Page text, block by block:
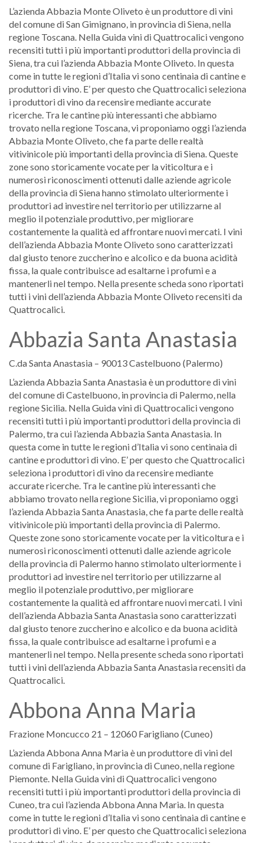
L’azienda Abbazia Monte Oliveto è un produttore di vini
del comune di San Gimignano, in provincia di Siena, nella
regione Toscana. Nella Guida vini di Quattrocalici vengono
recensiti tutti i più importanti produttori della provincia di
Siena, tra cui l’azienda Abbazia Monte Oliveto. In questa
come in tutte le regioni d’Italia vi sono centinaia di cantine e
produttori di vino. E’ per questo che Quattrocalici seleziona
i produttori di vino da recensire mediante accurate
ricerche. Tra le cantine più interessanti che abbiamo
trovato nella regione Toscana, vi proponiamo oggi l’azienda
Abbazia Monte Oliveto, che fa parte delle realtà
vitivinicole più importanti della provincia di Siena. Queste
zone sono storicamente vocate per la viticoltura e i
numerosi riconoscimenti ottenuti dalle aziende agricole
della provincia di Siena hanno stimolato ulteriormente i
produttori ad investire nel territorio per utilizzarne al
meglio il potenziale produttivo, per migliorare
costantemente la qualità ed affrontare nuovi mercati. I vini
dell’azienda Abbazia Monte Oliveto sono caratterizzati
dal giusto tenore zuccherino e alcolico e da buona acidità
fissa, la quale contribuisce ad esaltarne i profumi e a
mantenerli nel tempo. Nella presente scheda sono riportati
tutti i vini dell’azienda Abbazia Monte Oliveto recensiti da
Quattrocalici.
Abbazia Santa Anastasia
C.da Santa Anastasia – 90013 Castelbuono (Palermo)
L’azienda Abbazia Santa Anastasia è un produttore di vini
del comune di Castelbuono, in provincia di Palermo, nella
regione Sicilia. Nella Guida vini di Quattrocalici vengono
recensiti tutti i più importanti produttori della provincia di
Palermo, tra cui l’azienda Abbazia Santa Anastasia. In
questa come in tutte le regioni d’Italia vi sono centinaia di
cantine e produttori di vino. E’ per questo che Quattrocalici
seleziona i produttori di vino da recensire mediante
accurate ricerche. Tra le cantine più interessanti che
abbiamo trovato nella regione Sicilia, vi proponiamo oggi
l’azienda Abbazia Santa Anastasia, che fa parte delle realtà
vitivinicole più importanti della provincia di Palermo.
Queste zone sono storicamente vocate per la viticoltura e i
numerosi riconoscimenti ottenuti dalle aziende agricole
della provincia di Palermo hanno stimolato ulteriormente i
produttori ad investire nel territorio per utilizzarne al
meglio il potenziale produttivo, per migliorare
costantemente la qualità ed affrontare nuovi mercati. I vini
dell’azienda Abbazia Santa Anastasia sono caratterizzati
dal giusto tenore zuccherino e alcolico e da buona acidità
fissa, la quale contribuisce ad esaltarne i profumi e a
mantenerli nel tempo. Nella presente scheda sono riportati
tutti i vini dell’azienda Abbazia Santa Anastasia recensiti da
Quattrocalici.
Abbona Anna Maria
Frazione Moncucco 21 – 12060 Farigliano (Cuneo)
L’azienda Abbona Anna Maria è un produttore di vini del
comune di Farigliano, in provincia di Cuneo, nella regione
Piemonte. Nella Guida vini di Quattrocalici vengono
recensiti tutti i più importanti produttori della provincia di
Cuneo, tra cui l’azienda Abbona Anna Maria. In questa
come in tutte le regioni d’Italia vi sono centinaia di cantine e
produttori di vino. E’ per questo che Quattrocalici seleziona